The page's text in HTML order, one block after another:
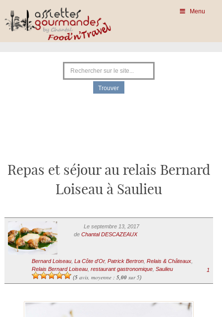
Menu
Repas et séjour au relais Bernard
Loiseau à Saulieu
Le septembre 13, 2017
de Chantal DESCAZEAUX
Bernard Loiseau, La Côte d'Or, Patrick Bertron, Relais & Châteaux,
Relais Bernard Loiseau, restaurant gastronomique, Saulieu
(5avis, moyenne : 5,00sur 5)
1